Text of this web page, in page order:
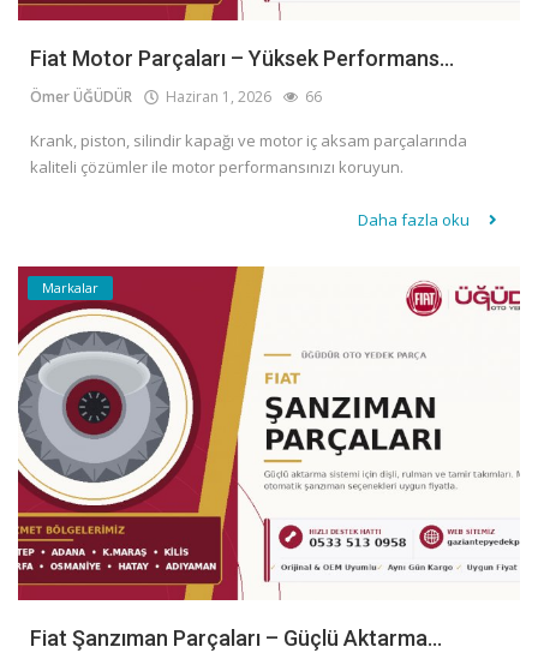
Fiat Motor Parçaları – Yüksek Performans...
Ömer ÜĞÜDÜR Haziran 1, 2026 66
Krank, piston, silindir kapağı ve motor iç aksam parçalarında
kaliteli çözümler ile motor performansınızı koruyun.
Daha fazla oku
Markalar
Fiat Şanzıman Parçaları – Güçlü Aktarma...